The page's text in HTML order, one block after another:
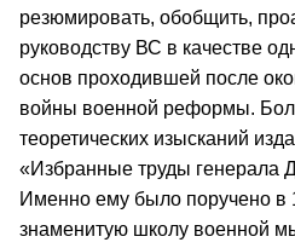
резюмировать, обобщить,
руководству ВС в качестве
основ проходившей после
войны военной реформы.
теоретических изысканий
«Избранные труды генерала
Именно ему было поручено в
знаменитую школу военной